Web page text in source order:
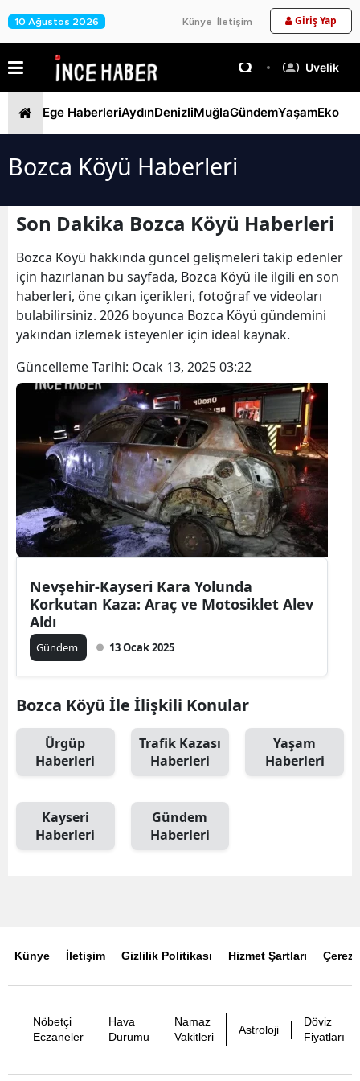
10 Ağustos 2026 Künye İletişim Giriş Yap
Üyelik
Ege HaberleriAydınDenizliMuğlaGündemYaşam
Bozca Köyü Haberleri
Son Dakika Bozca Köyü Haberleri
Bozca Köyü hakkında güncel gelişmeleri takip edenler
için hazırlanan bu sayfada, Bozca Köyü ile ilgili en son
haberleri, öne çıkan içerikleri, fotoğraf ve videoları
bulabilirsiniz. 2026 boyunca Bozca Köyü gündemini
yakından izlemek isteyenler için ideal kaynak.
Güncelleme Tarihi: Ocak 13, 2025 03:22
Nevşehir-Kayseri Kara Yolunda
Korkutan Kaza: Araç ve Motosiklet Alev
Aldı
Gündem 13 Ocak 2025
Bozca Köyü İle İlişkili Konular
Ürgüp
Haberleri
Trafik Kazası
Haberleri
Yaşam
Haberleri
Kayseri
Haberleri
Gündem
Haberleri
Künye İletişim Gizlilik Politikası Hizmet Şartları Çerez
Nöbetçi
Eczaneler
Hava
Durumu
Namaz
Vakitleri
Astroloji
Döviz
Fiyatları